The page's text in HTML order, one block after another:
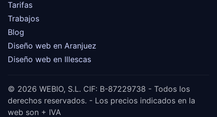
Tarifas
Trabajos
Blog
Diseño web en Aranjuez
Diseño web en Illescas
© 2026 WEBIO, S.L. CIF: B-87229738 - Todos los
derechos reservados. - Los precios indicados en la
web son + IVA